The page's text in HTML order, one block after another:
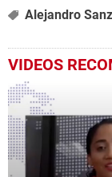
Alejandro Sanz
VIDEOS